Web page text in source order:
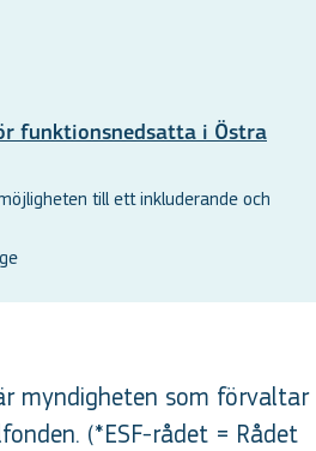
funktionsnedsatta i Östra
till ett inkluderande och
myndigheten som förvaltar
(*ESF-rådet = Rådet